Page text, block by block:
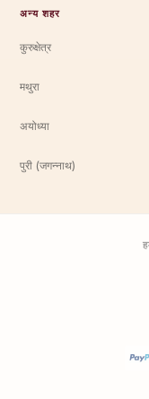
अन्य शहर
कुरुक्षेत्र
मथुरा
अयोध्या
पुरी (जगन्नाथ)